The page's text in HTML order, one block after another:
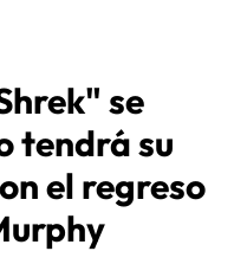
se
tendrá su
el regreso